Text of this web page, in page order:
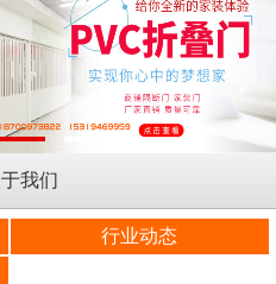
我们
行业动态